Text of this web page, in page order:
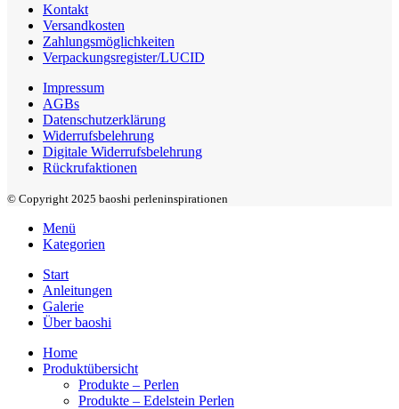
Kontakt
Versandkosten
Zahlungsmöglichkeiten
Verpackungsregister/LUCID
Impressum
AGBs
Datenschutzerklärung
Widerrufsbelehrung
Digitale Widerrufsbelehrung
Rückrufaktionen
© Copyright 2025 baoshi perleninspirationen
Menü
Kategorien
Start
Anleitungen
Galerie
Über baoshi
Home
Produktübersicht
Produkte – Perlen
Produkte – Edelstein Perlen